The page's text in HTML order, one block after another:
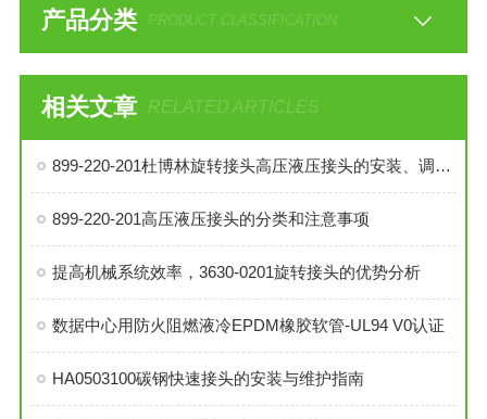
产品分类 PRODUCT CLASSIFICATION
相关文章 RELATED ARTICLES
899-220-201杜博林旋转接头高压液压接头的安装、调试与维护技巧
899-220-201高压液压接头的分类和注意事项
提高机械系统效率，3630-0201旋转接头的优势分析
数据中心用防火阻燃液冷EPDM橡胶软管-UL94 V0认证
HA0503100碳钢快速接头的安装与维护指南